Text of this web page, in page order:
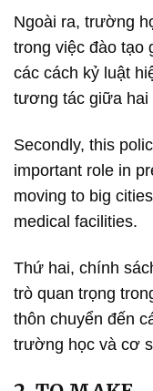
Ngoài ra, trường
trong việc đào tạo
các cách kỷ luật
tương tác giữa hai
Secondly, this
important role in
moving to big
medical facilities.
Thứ hai, chính
trò quan trọng
thôn chuyển đến
trường học và cơ